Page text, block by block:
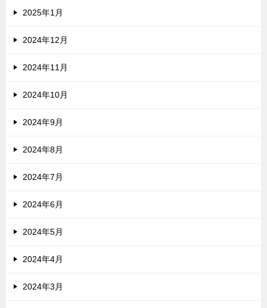
2025年1月
2024年12月
2024年11月
2024年10月
2024年9月
2024年8月
2024年7月
2024年6月
2024年5月
2024年4月
2024年3月